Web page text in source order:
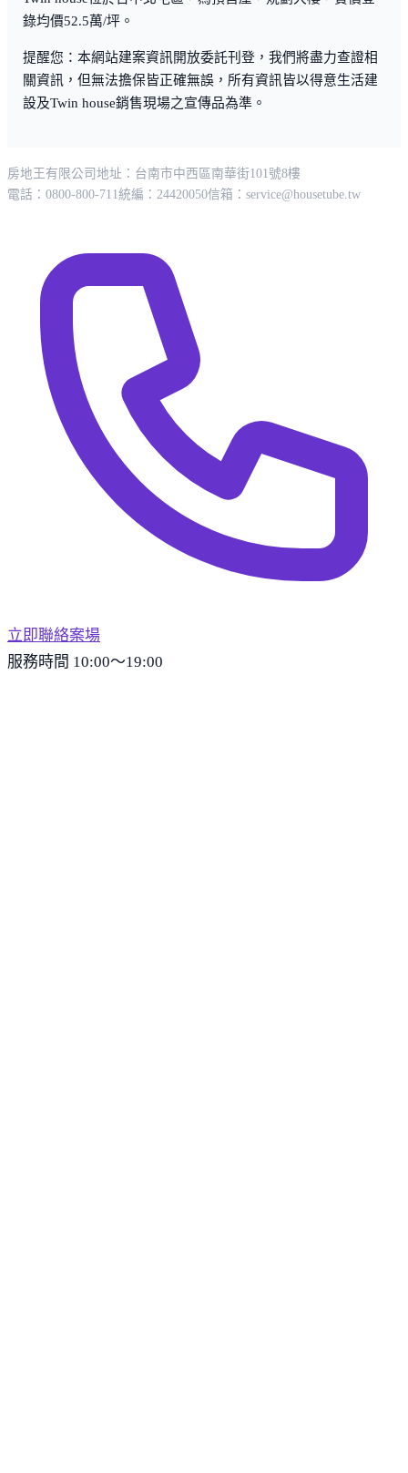
錄均價52.5萬/坪。
提醒您：本網站建案資訊開放委託刊登，我們將盡力查證相
關資訊，但無法擔保皆正確無誤，所有資訊皆以得意生活建
設及Twin house銷售現場之宣傳品為準。
房地王有限公司 地址：台南市中西區南華街101號8樓
電話：0800-800-711統編：24420050信箱： service@housetube.tw
立即聯絡案場
服務時間 10:00～19:00